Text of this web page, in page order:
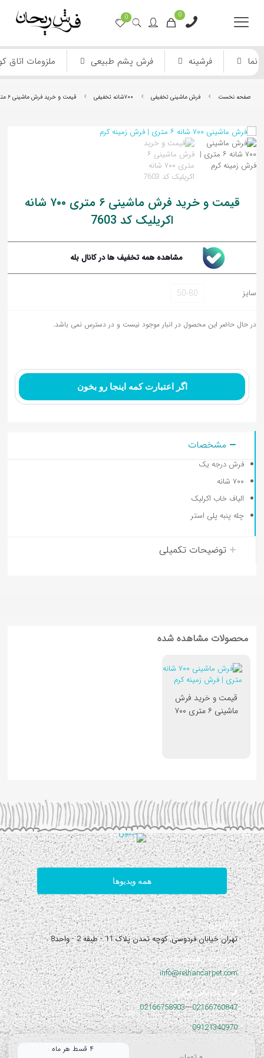
0
0
فرشینه فرش پشم طبیعی ملزومات اتاق
صفحه نخست فرش ماشینی تخفیفی ۷۰۰شانه تخفیفی قیمت و خرید فرش ماشینی ۶ متری ۷۰۰ شانه اکریلیک کد 7603
قیمت و خرید فرش ماشینی ۶ متری ۷۰۰ شانه
اکریلیک کد 7603
مشاهده همه تخفیف ها در کانال بله
سایز 50-80
در حال حاضر این محصول در انبار موجود نیست و در دسترس نمی باشد.
اگر اعتبارت کمه اینجا رو بخون
مشخصات
فرش درجه یک
۷۰۰ شانه
الیاف خاب اکرلیک
چله پنبه پلی استر
توضیحات تکمیلی
محصولات مشاهده شده
قیمت و خرید فرش
ماشینی ۶ متری ۷۰۰
همه ویدیوها
آدرس:
تهران خیابان فردوسی, کوچه تمدن پلاک 11 - طبقه 2 - واحد8
نیاز به راهنمایی دارید؟
info@reihancarpet.com
با ما تماس بگیرید
02166760847
---
02166758903
09121340970
۴ قسط هر ماه